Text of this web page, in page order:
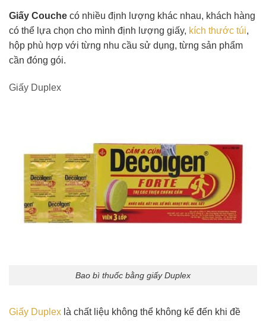
Giấy Couche có nhiều định lượng khác nhau, khách hàng
có thể lựa chọn cho mình định lượng giấy, kích thước túi,
hộp phù hợp với từng nhu cầu sử dụng, từng sản phẩm
cần đóng gói.
Giấy Duplex
Bao bì thuốc bằng giấy Duplex
Giấy Duplex là chất liệu không thể không kể đến khi đề